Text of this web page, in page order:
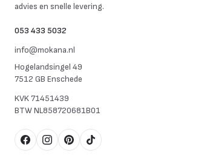
advies en snelle levering.
053 433 5032
info@mokana.nl
Hogelandsingel 49
7512 GB Enschede
KVK71451439
BTWNL858720681B01
FacebookInstagram
Pinterest
TikTok